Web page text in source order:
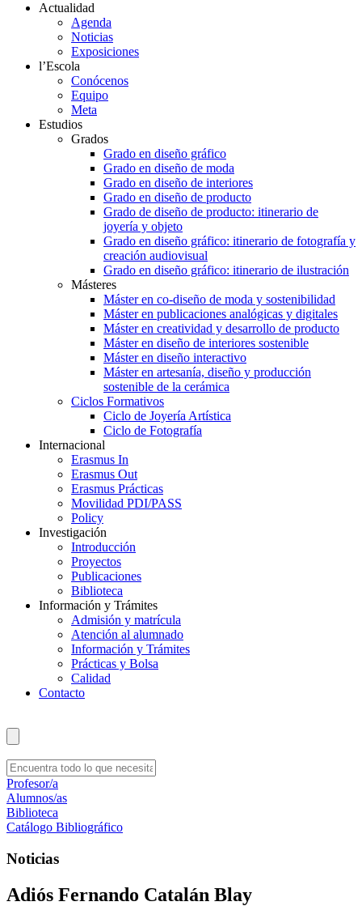
Actualidad
Agenda
Noticias
Exposiciones
l’Escola
Conócenos
Equipo
Meta
Estudios
Grados
Grado en diseño gráfico
Grado en diseño de moda
Grado en diseño de interiores
Grado en diseño de producto
Grado de diseño de producto: itinerario de
joyería y objeto
Grado en diseño gráfico: itinerario de fotografía y
creación audiovisual
Grado en diseño gráfico: itinerario de ilustración
Másteres
Máster en co-diseño de moda y sostenibilidad
Máster en publicaciones analógicas y digitales
Máster en creatividad y desarrollo de producto
Máster en diseño de interiores sostenible
Máster en diseño interactivo
Máster en artesanía, diseño y producción
sostenible de la cerámica
Ciclos Formativos
Ciclo de Joyería Artística
Ciclo de Fotografía
Internacional
Erasmus In
Erasmus Out
Erasmus Prácticas
Movilidad PDI/PASS
Policy
Investigación
Introducción
Proyectos
Publicaciones
Biblioteca
Información y Trámites
Admisión y matrícula
Atención al alumnado
Información y Trámites
Prácticas y Bolsa
Calidad
Contacto
Profesor/a
Alumnos/as
Biblioteca
Catálogo Bibliográfico
Noticias
Adiós Fernando Catalán Blay